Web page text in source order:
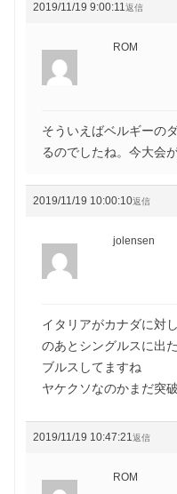
2019/11/19 9:00:11返信
ROM
そういえばベルギーの
るのでしたね。今大会
2019/11/19 10:00:10返信
jolensen
イタリアがカナダに対
のあとシングルスに出
ブルスしてますね
ヤケクソなのかまだ突
2019/11/19 10:47:21返信
ROM